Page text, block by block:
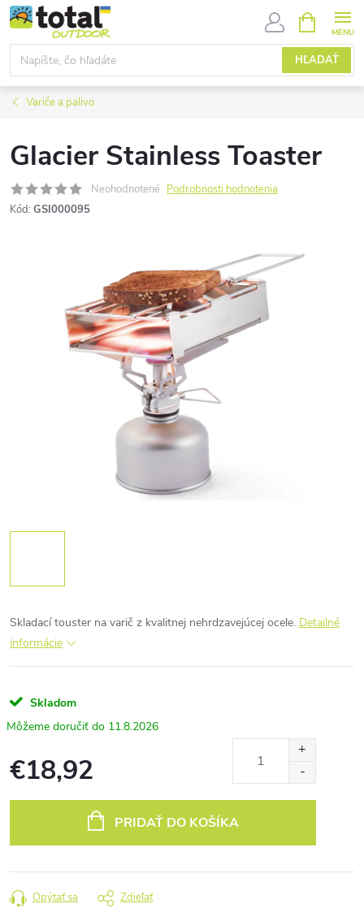
Prejsť
na
obsah
HĽADAŤ
KOŠÍK
Variče a palivo
Glacier Stainless Toaster
Neohodnotené Podrobnosti hodnotenia
Kód: GSI000095
Skladací touster na varič z kvalitnej nehrdzavejúcej ocele. Detailné
informácie
Skladom
11.8.2026
€18,92
PRIDAŤ DO KOŠÍKA
Opýtať sa Zdieľať